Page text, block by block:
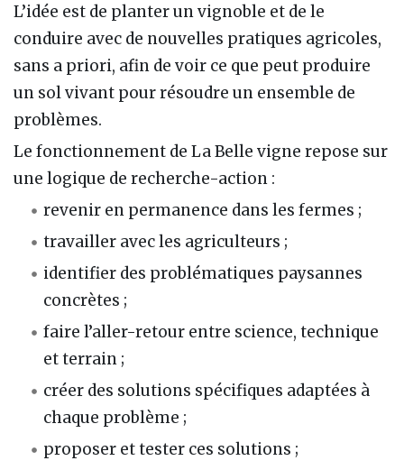
L’idée est de planter un vignoble et de le
conduire avec de nouvelles pratiques agricoles,
sans a priori, afin de voir ce que peut produire
un sol vivant pour résoudre un ensemble de
problèmes.
Le fonctionnement de La Belle vigne repose sur
une logique de recherche-action :
revenir en permanence dans les fermes ;
travailler avec les agriculteurs ;
identifier des problématiques paysannes
concrètes ;
faire l’aller-retour entre science, technique
et terrain ;
créer des solutions spécifiques adaptées à
chaque problème ;
proposer et tester ces solutions ;